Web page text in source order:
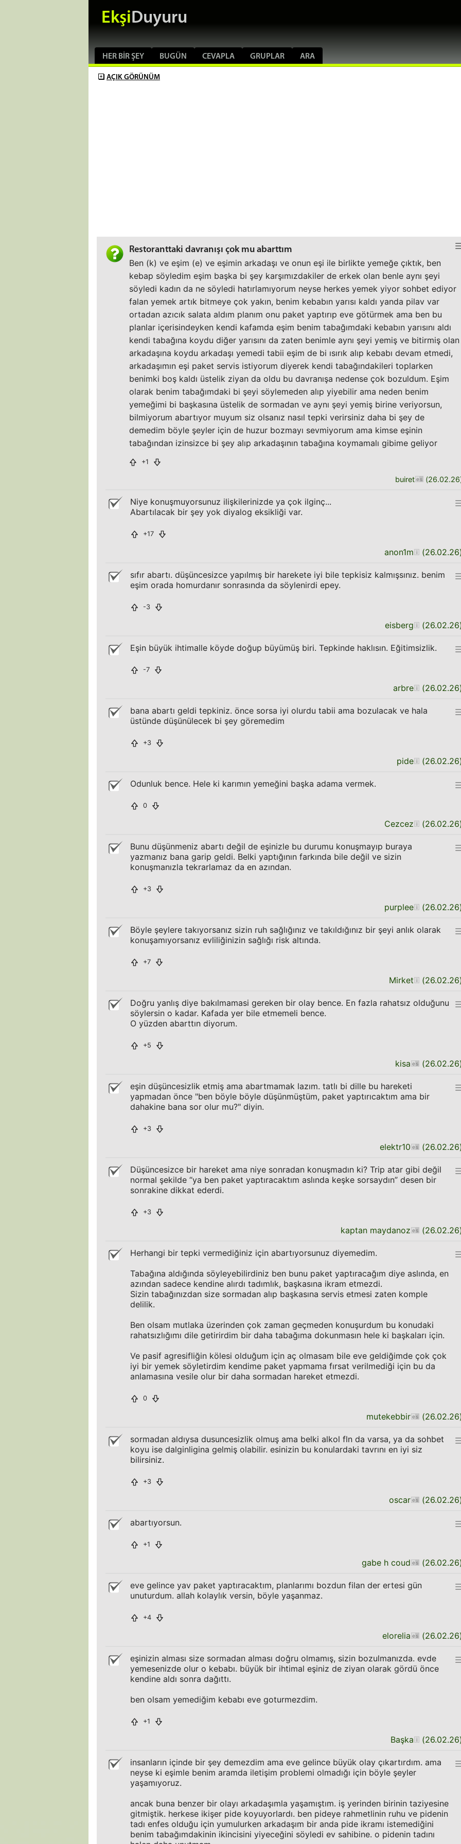
EkşiDuyuru
HER BIR ŞEY BUGÜN CEVAPLA GRUPLAR ARA
AÇIK GÖRÜNÜM
Restoranttaki davranışı çok mu abarttım
Ben (k) ve eşim (e) ve eşimin arkadaşı ve onun eşi ile birlikte yemeğe çıktık, ben
kebap söyledim eşim başka bi şey karşımızdakiler de erkek olan benle aynı şeyi
söyledi kadın da ne söyledi hatırlamıyorum neyse herkes yemek yiyor sohbet ediyor
falan yemek artık bitmeye çok yakın, benim kebabın yarısı kaldı yanda pilav var
ortadan azıcık salata aldım planım onu paket yaptırıp eve götürmek ama ben bu
planlar içerisindeyken kendi kafamda eşim benim tabağımdaki kebabın yarısını aldı
kendi tabağına koydu diğer yarısını da zaten benimle aynı şeyi yemiş ve bitirmiş olan
arkadaşına koydu arkadaşı yemedi tabii eşim de bi ısırık alıp kebabı devam etmedi,
arkadaşımın eşi paket servis istiyorum diyerek kendi tabağındakileri toplarken
benimki boş kaldı üstelik ziyan da oldu bu davranışa nedense çok bozuldum. Eşim
olarak benim tabağımdaki bi şeyi söylemeden alıp yiyebilir ama neden benim
yemeğimi bi başkasına üstelik de sormadan ve aynı şeyi yemiş birine veriyorsun,
bilmiyorum abartıyor muyum siz olsanız nasıl tepki verirsiniz daha bi şey de
demedim böyle şeyler için de huzur bozmayı sevmiyorum ama kimse eşinin
tabağından izinsizce bi şey alıp arkadaşının tabağına koymamalı gibime geliyor
+1
buiret (26.02.26
Niye konuşmuyorsunuz ilişkilerinizde ya çok ilginç...
Abartılacak bir şey yok diyalog eksikliği var.
+17
anon1m (26.02.26
sıfır abartı. düşüncesizce yapılmış bir harekete iyi bile tepkisiz kalmışsınız. benim
eşim orada homurdanır sonrasında da söylenirdi epey.
-3
eisberg (26.02.26
Eşin büyük ihtimalle köyde doğup büyümüş biri. Tepkinde haklısın. Eğitimsizlik.
-7
arbre (26.02.26
bana abartı geldi tepkiniz. önce sorsa iyi olurdu tabii ama bozulacak ve hala
üstünde düşünülecek bi şey göremedim
+3
pide (26.02.26
Odunluk bence. Hele ki karımın yemeğini başka adama vermek.
0
Cezcez (26.02.26
Bunu düşünmeniz abartı değil de eşinizle bu durumu konuşmayıp buraya
yazmanız bana garip geldi. Belki yaptığının farkında bile değil ve sizin
konuşmanızla tekrarlamaz da en azından.
+3
purplee (26.02.26
Böyle şeylere takıyorsanız sizin ruh sağlığınız ve takıldığınız bir şeyi anlık olarak
konuşamıyorsanız evliliğinizin sağlığı risk altında.
+7
Mirket (26.02.26
Doğru yanlış diye bakılmamasi gereken bir olay bence. En fazla rahatsız olduğunu
söylersin o kadar. Kafada yer bile etmemeli bence.
O yüzden abarttın diyorum.
+5
kisa (26.02.26
eşin düşüncesizlik etmiş ama abartmamak lazım. tatlı bi dille bu hareketi
yapmadan önce "ben böyle böyle düşünmüştüm, paket yaptırıcaktım ama bir
dahakine bana sor olur mu?" diyin.
+3
elektr10 (26.02.26
Düşüncesizce bir hareket ama niye sonradan konuşmadın ki? Trip atar gibi değil
normal şekilde “ya ben paket yaptıracaktım aslında keşke sorsaydın” desen bir
sonrakine dikkat ederdi.
+3
kaptan maydanoz (26.02.26
Herhangi bir tepki vermediğiniz için abartıyorsunuz diyemedim.
Tabağına aldığında söyleyebilirdiniz ben bunu paket yaptıracağım diye aslında, en
azından sadece kendine alırdı tadımlık, başkasına ikram etmezdi.
Sizin tabağınızdan size sormadan alıp başkasına servis etmesi zaten komple
delilik.
Ben olsam mutlaka üzerinden çok zaman geçmeden konuşurdum bu konudaki
rahatsızlığımı dile getirirdim bir daha tabağıma dokunmasın hele ki başkaları için.
Ve pasif agresifliğin kölesi olduğum için aç olmasam bile eve geldiğimde çok çok
iyi bir yemek söyletirdim kendime paket yapmama fırsat verilmediği için bu da
anlamasına vesile olur bir daha sormadan hareket etmezdi.
0
mutekebbir (26.02.26
sormadan aldıysa dusuncesizlik olmuş ama belki alkol fln da varsa, ya da sohbet
koyu ise dalginligina gelmiş olabilir. esinizin bu konulardaki tavrını en iyi siz
bilirsiniz.
+3
oscar (26.02.26
abartıyorsun.
+1
gabe h coud (26.02.26
eve gelince yav paket yaptıracaktım, planlarımı bozdun filan der ertesi gün
unuturdum. allah kolaylık versin, böyle yaşanmaz.
+4
elorelia (26.02.26
eşinizin alması size sormadan alması doğru olmamış, sizin bozulmanızda. evde
yemesenizde olur o kebabı. büyük bir ihtimal eşiniz de ziyan olarak gördü önce
kendine aldı sonra dağıttı.
ben olsam yemediğim kebabı eve goturmezdim.
+1
Başka (26.02.26
insanların içinde bir şey demezdim ama eve gelince büyük olay çıkartırdım. ama
neyse ki eşimle benim aramda iletişim problemi olmadığı için böyle şeyler
yaşamıyoruz.
ancak buna benzer bir olayı arkadaşımla yaşamıştım. iş yerinden birinin taziyesine
gitmiştik. herkese ikişer pide koyuyorlardı. ben pideye rahmetlinin ruhu ve pidenin
tadı enfes olduğu için yumulurken arkadaşım bir anda pide ikramı istemediğini
benim tabağımdakinin ikincisini yiyeceğini söyledi ev sahibine. o pidenin tadını